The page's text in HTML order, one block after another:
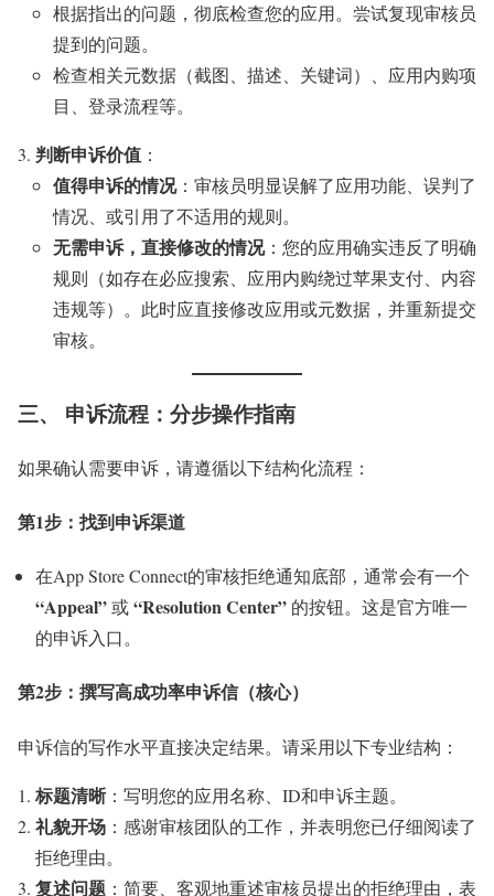
根据指出的问题，彻底检查您的应用。尝试复现审核员
提到的问题。
检查相关元数据（截图、描述、关键词）、应用内购项
目、登录流程等。
判断申诉价值 ：
值得申诉的情况：审核员明显误解了应用功能、误判了
情况、或引用了不适用的规则。
无需申诉，直接修改的情况：您的应用确实违反了明确
规则（如存在必应搜索、应用内购绕过苹果支付、内容
违规等）。此时应直接修改应用或元数据，并重新提交
审核。
三、 申诉流程：分步操作指南
如果确认需要申诉，请遵循以下结构化流程：
第1步：找到申诉渠道
在App Store Connect的审核拒绝通知底部，通常会有一个
“Appeal”或“Resolution Center” 的按钮。这是官方唯一
的申诉入口。
第2步：撰写高成功率申诉信（核心）
申诉信的写作水平直接决定结果。请采用以下专业结构：
标题清晰：写明您的应用名称、ID和申诉主题。
礼貌开场 ：感谢审核团队的工作，并表明您已仔细阅读了
拒绝理由。
复述问题 ：简要、客观地重述审核员提出的拒绝理由，表